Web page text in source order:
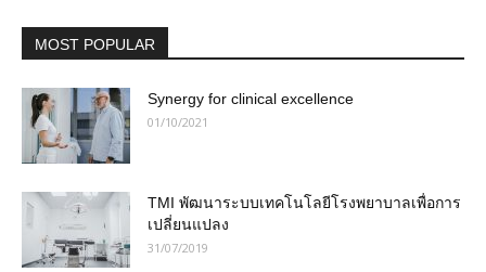
MOST POPULAR
Synergy for clinical excellence
01/10/2021
TMI พัฒนาระบบเทคโนโลยีโรงพยาบาลเพื่อการ
เปลี่ยนแปลง
31/07/2019